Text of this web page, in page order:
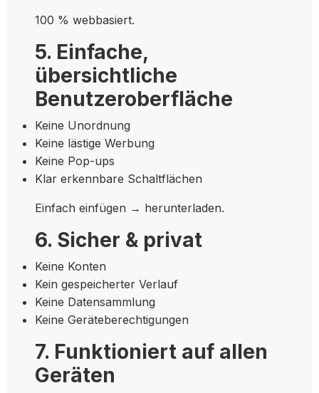
100 % webbasiert.
5. Einfache,
übersichtliche
Benutzeroberfläche
Keine Unordnung
Keine lästige Werbung
Keine Pop-ups
Klar erkennbare Schaltflächen
Einfach einfügen → herunterladen.
6. Sicher & privat
Keine Konten
Kein gespeicherter Verlauf
Keine Datensammlung
Keine Geräteberechtigungen
7. Funktioniert auf allen
Geräten